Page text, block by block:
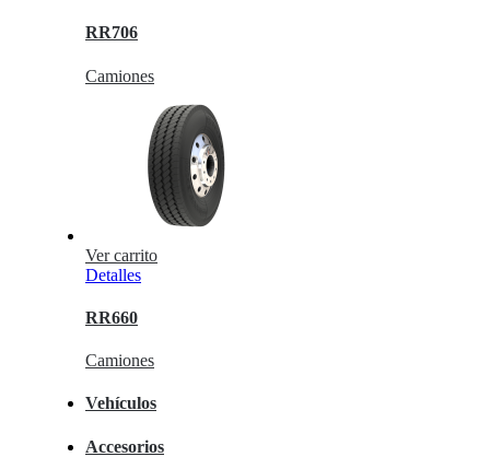
RR706
Camiones
Ver carrito
Detalles
RR660
Camiones
Vehículos
Accesorios